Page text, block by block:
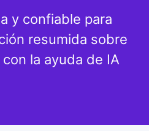
y confiable para
resumida sobre
la ayuda de IA